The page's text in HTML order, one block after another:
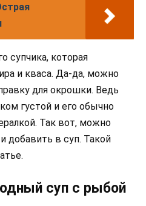
супчика, которая
и кваса. Да-да, можно
для окрошки. Ведь
густой и его обычно
Так вот, можно
добавить в суп. Такой
суп с рыбой